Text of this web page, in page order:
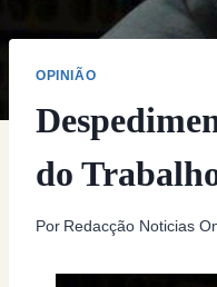
OPINIÃO
do
Por Redacção Noticias